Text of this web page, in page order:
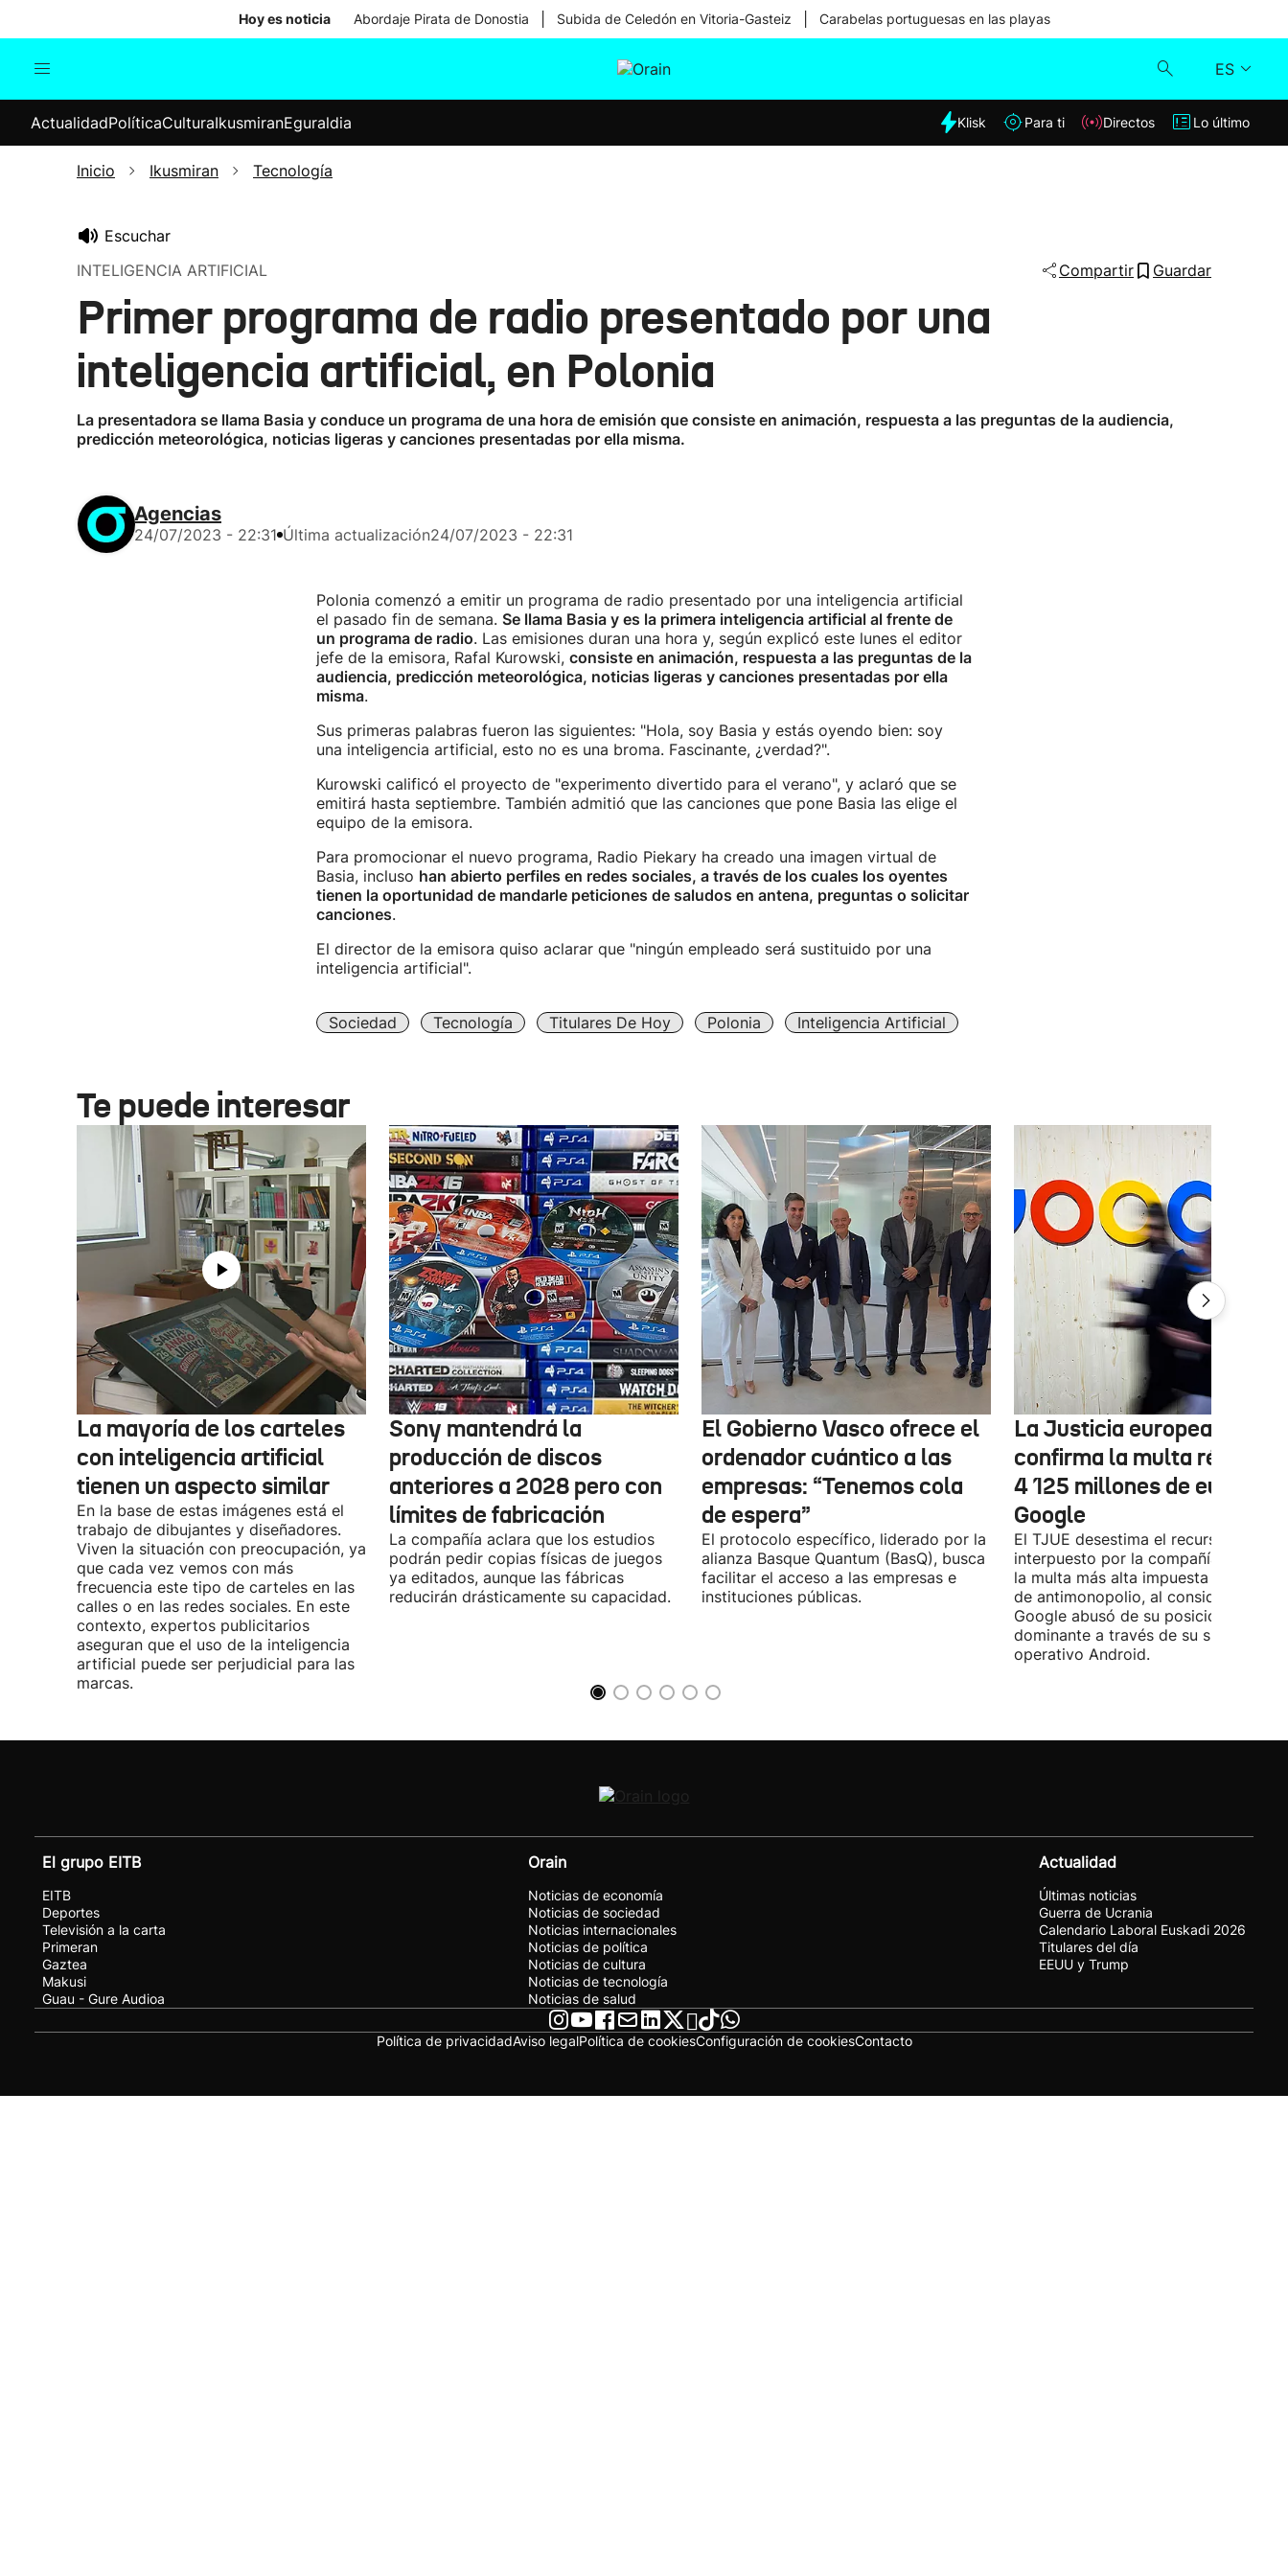
Hoy es noticia Abordaje Pirata de Donostia Subida de Celedón en Vitoria-Gasteiz Carabelas portuguesas en las playas
ES
Internacional
Elecciones
Klisk
ActualidadPolíticaCulturaIkusmiranEguraldia Klisk Para ti Directos Lo último
Inicio Ikusmiran Tecnología
Escuchar
INTELIGENCIA ARTIFICIAL
Compartir Guardar
Primer programa de radio presentado por una
inteligencia artificial, en Polonia
La presentadora se llama Basia y conduce un programa de una hora de emisión que consiste en animación, respuesta a las preguntas de la audiencia,
predicción meteorológica, noticias ligeras y canciones presentadas por ella misma.
Agencias
24/07/2023 - 22:31 Última actualización24/07/2023 - 22:31
Polonia comenzó a emitir un programa de radio presentado por una inteligencia artificial
el pasado fin de semana. Se llama Basia y es la primera inteligencia artificial al frente de
un programa de radio. Las emisiones duran una hora y, según explicó este lunes el editor
jefe de la emisora, Rafal Kurowski, consiste en animación, respuesta a las preguntas de la
audiencia, predicción meteorológica, noticias ligeras y canciones presentadas por ella
misma.
Sus primeras palabras fueron las siguientes: "Hola, soy Basia y estás oyendo bien: soy
una inteligencia artificial, esto no es una broma. Fascinante, ¿verdad?".
Kurowski calificó el proyecto de "experimento divertido para el verano", y aclaró que se
emitirá hasta septiembre. También admitió que las canciones que pone Basia las elige el
equipo de la emisora.
Para promocionar el nuevo programa, Radio Piekary ha creado una imagen virtual de
Basia, incluso han abierto perfiles en redes sociales, a través de los cuales los oyentes
tienen la oportunidad de mandarle peticiones de saludos en antena, preguntas o solicitar
canciones.
El director de la emisora quiso aclarar que "ningún empleado será sustituido por una
inteligencia artificial".
Sociedad Tecnología Titulares De Hoy Polonia Inteligencia Artificial
Te puede interesar
La mayoría de los carteles
con inteligencia artificial
tienen un aspecto similar
En la base de estas imágenes está el
trabajo de dibujantes y diseñadores.
Viven la situación con preocupación, ya
que cada vez vemos con más
frecuencia este tipo de carteles en las
calles o en las redes sociales. En este
contexto, expertos publicitarios
aseguran que el uso de la inteligencia
artificial puede ser perjudicial para las
marcas.
Sony mantendrá la
producción de discos
anteriores a 2028 pero con
límites de fabricación
La compañía aclara que los estudios
podrán pedir copias físicas de juegos
ya editados, aunque las fábricas
reducirán drásticamente su capacidad.
El Gobierno Vasco ofrece el
ordenador cuántico a las
empresas: “Tenemos cola
de espera”
El protocolo específico, liderado por la
alianza Basque Quantum (BasQ), busca
facilitar el acceso a las empresas e
instituciones públicas.
La Justicia europea
confirma la multa récord
4 125 millones de euros a
Google
El TJUE desestima el recurso
interpuesto por la compañía y
la multa más alta impuesta en un
de antimonopolio, al considerar que
Google abusó de su posición
dominante a través de su sistema
operativo Android.
El grupo EITB
EITB
Deportes
Televisión a la carta
Primeran
Gaztea
Makusi
Guau - Gure Audioa
Orain
Noticias de economía
Noticias de sociedad
Noticias internacionales
Noticias de política
Noticias de cultura
Noticias de tecnología
Noticias de salud
Actualidad
Últimas noticias
Guerra de Ucrania
Calendario Laboral Euskadi 2026
Titulares del día
EEUU y Trump
Política de privacidadAviso legalPolítica de cookiesConfiguración de cookiesContacto